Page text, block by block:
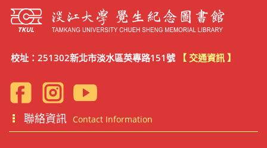
校址：251302新北市淡水區英專路151號 【 交通資訊 】
聯絡資訊 Contact Information